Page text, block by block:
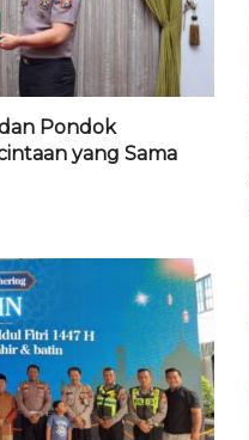
Pondok
yang Sama